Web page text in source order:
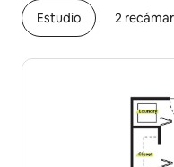
Estudio 2